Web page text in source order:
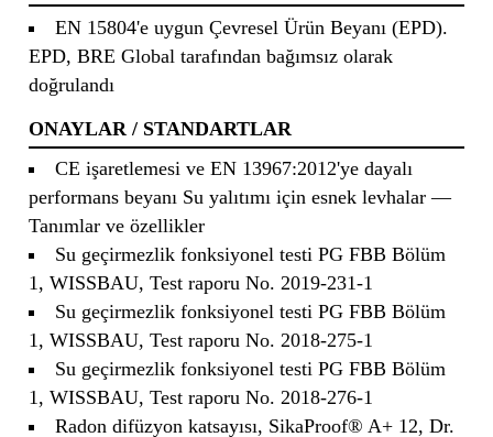
EN 15804'e uygun Çevresel Ürün Beyanı (EPD).
EPD, BRE Global tarafından bağımsız olarak
doğrulandı
ONAYLAR / STANDARTLAR
CE işaretlemesi ve EN 13967:2012'ye dayalı
performans beyanı Su yalıtımı için esnek levhalar —
Tanımlar ve özellikler
Su geçirmezlik fonksiyonel testi PG FBB Bölüm
1, WISSBAU, Test raporu No. 2019-231-1
Su geçirmezlik fonksiyonel testi PG FBB Bölüm
1, WISSBAU, Test raporu No. 2018-275-1
Su geçirmezlik fonksiyonel testi PG FBB Bölüm
1, WISSBAU, Test raporu No. 2018-276-1
Radon difüzyon katsayısı, SikaProof® A+ 12, Dr.